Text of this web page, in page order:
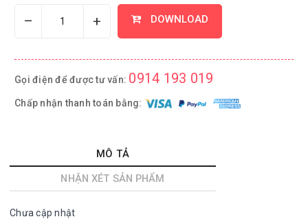
– + DOWNLOAD
Gọi điện để được tư vấn: 0914 193 019
Chấp nhận thanh toán bằng:
MÔ TẢ
NHẬN XÉT SẢN PHẨM
Chưa cập nhật